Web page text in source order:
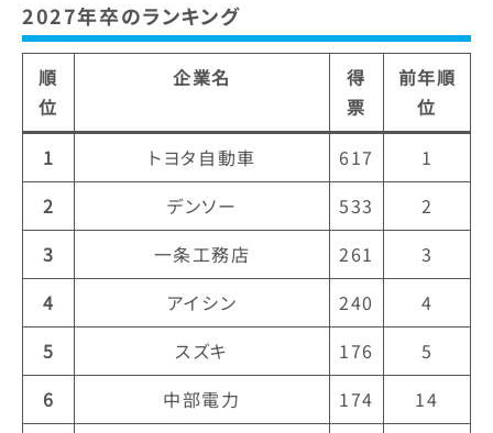
2027年卒のランキング
順
位
企業名
得
票
前年順
位
1
トヨタ自動車 617
1
2
デンソー 533
2
3
一条工務店 261
3
4
アイシン 240
4
5
スズキ 176
5
6
中部電力 174
14